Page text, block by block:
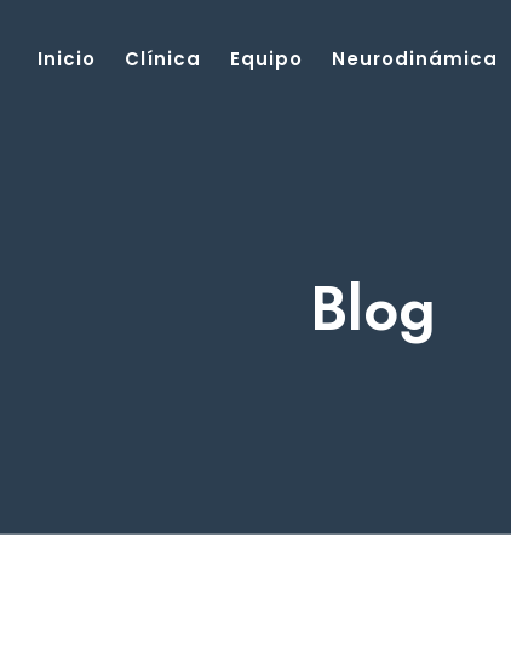
Inicio Clínica Equipo Neurodinámica
Blog